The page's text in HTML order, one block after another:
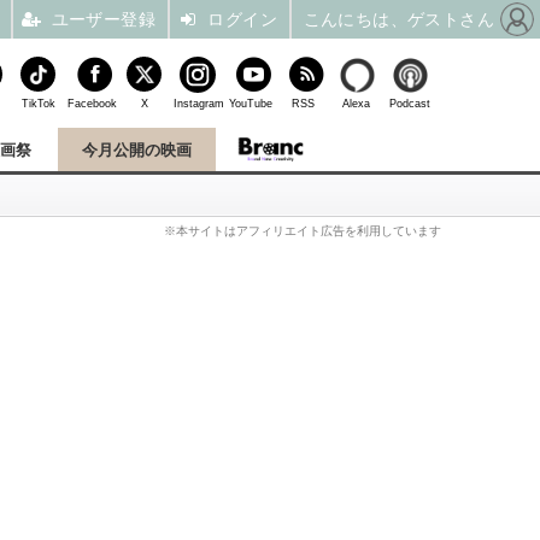
祭 今月公開の映画
※本サイトはアフィリエイト広告を利用しています
TikTok Facebook X Instagram YouTube RSS Alexa Podcast
ユーザー登録 ログイン こんにちは、ゲストさん